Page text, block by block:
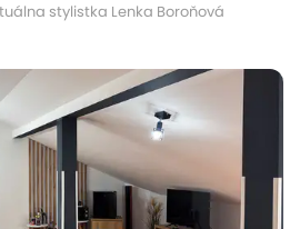
stylistka Lenka Boroňová